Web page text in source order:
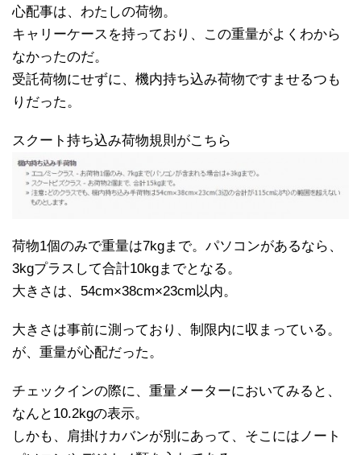
心配事は、わたしの荷物。
キャリーケースを持っており、この重量がよくわから
なかったのだ。
受託荷物にせずに、機内持ち込み荷物ですませるつも
りだった。
スクート持ち込み荷物規則がこちら
荷物1個のみで重量は7kgまで。パソコンがあるなら、
3kgプラスして合計10kgまでとなる。
大きさは、54cm×38cm×23cm以内。
大きさは事前に測っており、制限内に収まっている。
が、重量が心配だった。
チェックインの際に、重量メーターにおいてみると、
なんと10.2kgの表示。
しかも、肩掛けカバンが別にあって、そこにはノート